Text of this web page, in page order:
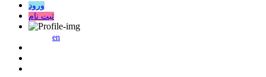
ورود
ثبت نام
en